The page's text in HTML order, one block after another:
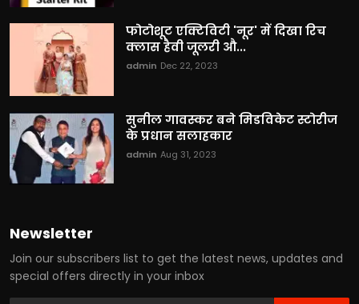
फोटोशूट एक्टिविटी 'नूर' में दिखा रिच
क्लास हैवी जूलरी औ...
admin Dec 22, 2023
सुनील गावस्कर बने मिडविकेट स्टोरीज
के प्रधान सलाहकार
admin Aug 31, 2023
Newsletter
Join our subscribers list to get the latest news, updates and
special offers directly in your inbox